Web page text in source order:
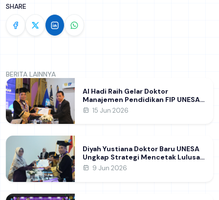
SHARE
BERITA LAINNYA
Al Hadi Raih Gelar Doktor
Manajemen Pendidikan FIP UNESA
melalui Riset Pembentukan
15 Jun 2026
Diyah Yustiana Doktor Baru UNESA
Ungkap Strategi Mencetak Lulusan
SMK yang Siap Hadapi Dunia Kerja
9 Jun 2026